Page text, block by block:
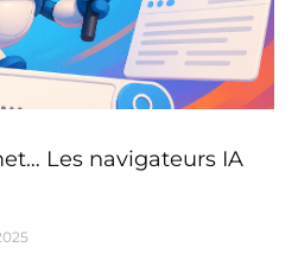
Les navigateurs IA